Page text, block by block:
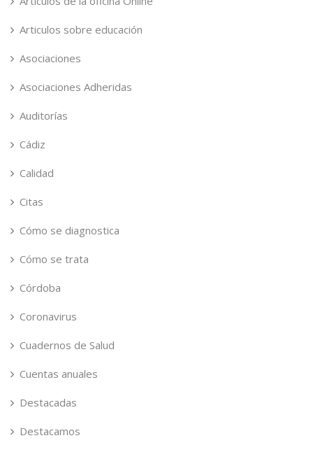
Articulos sobre educación
Asociaciones
Asociaciones Adheridas
Auditorías
Cádiz
Calidad
Citas
Cómo se diagnostica
Cómo se trata
Córdoba
Coronavirus
Cuadernos de Salud
Cuentas anuales
Destacadas
Destacamos